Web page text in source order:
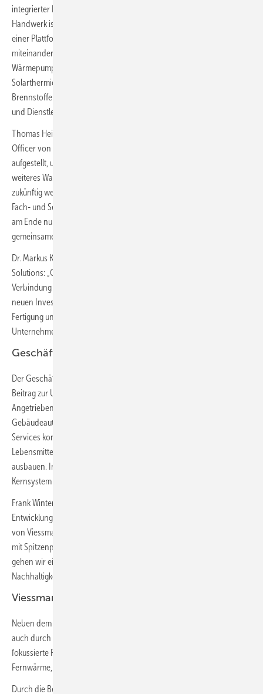
integrierter Klimalösungen weiter auszahlte. Für Fachpartner aus dem
Handwerk ist die Markteinführung von
einer Plattform, die alle Klimalösungen aus einer Hand nahtlos
miteinander integriert, ein wesentlicher Meilenstein: von
Wärmepumpen mit natürlichen Kältemitteln, Biomasse, Fernwärme,
Solarthermie, Stromspeicher, grünen Gasen und flüssigen grünen
Brennstoffen bis hin zu Lüftungslösungen sowie digitalen Services
und Dienstleistungen.
Thomas Heim, stellvertretender CEO, Chief Sales & Chief Marketing
Officer von Viessmann Climate Solutions: „Wir sind heute ideal
aufgestellt, um mit unserem Integrierten Viessmann Lösungsangebot
weiteres Wachstum zu erzielen und Marktanteile zu gewinnen. Auch
zukünftig werden wir diesen Weg in enger Abstimmung mit unseren
Fach- und Servicepartnern sowie unseren Nutzern gehen. Wir können
am Ende nur dann erfolgreich sein, wenn wir uns alle in eine
gemeinsame Richtung bewegen.“
Dr. Markus Klausner, Chief Technology Officer von Viessmann Climate
Solutions: „One Base bietet grüne Klimalösungen durch die nahtlose
Verbindung von allen erforderlichen Lösungskomponenten. Die
neuen Investitionen in Forschung und Entwicklung sowie in die
Fertigung unterstreichen unsere Ambition, das weltweit führende
Unternehmen für Premium-Klimalösungen zu werden.“
Geschäftsbereich Refrigeration Solutions
Der Geschäftsbereich Kühllösungen leistete ebenfalls einen positiven
Beitrag zur Unternehmensentwicklung der Gruppe im Jahr 2021.
Angetrieben durch die Kombination von Kühl-, Klima- und
Gebäudeautomationslösungen sowie Installation- und After-Sales-
Services konnte der Geschäftsbereich sein Geschäft in den Branchen
Lebensmitteleinzelhandel, Vertical Farming und Medizintechnik
ausbauen. Innovationstreiber sind intelligente Kühllösungen, die im
Kernsystem auf der Wärmepumpentechnologie basieren.
Frank Winters, CEO von Viessmann Refrigeration Solutions: „Die
Entwicklung zukunftsfähiger Lösungen war schon immer Teil der DNA
von Viessmann. Durch die Kombination von führenden Kühllösungen
mit Spitzenprodukten der Heizungstechnik und Gebäudeautomation
gehen wir einen großen Schritt zu mehr Energieeffizienz und
Nachhaltigkeit für unsere Kunden.“
Viessmann Investment
Neben dem dynamischen organischen Wachstum konnte Viessmann
auch durch gezielte Akquisitionen und neue familienunternehmen-
fokussierte Partnerschaften in den Bereichen Elektroheizung,
Fernwärme, After-Sales-Services und Gebäudeautomation wachsen.
Durch die Beteiligung an dem führenden Serviceunternehmen für